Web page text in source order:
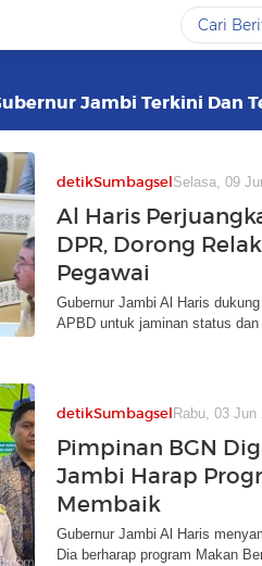
Jambi Terkini Dan
detikSumbagselSelasa, 09
Al Haris
DPR, Dorong
Pegawai
Gubernur Jambi Al Haris
APBD untuk jaminan status
detikSumbagsel Rabu, 03 Jun
Pimpinan BGN
Jambi Harap
Membaik
Gubernur Jambi Al Haris
Dia berharap program Makan